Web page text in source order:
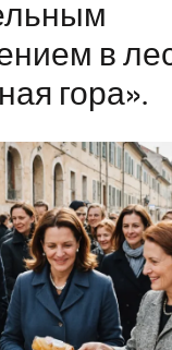
в
гора».